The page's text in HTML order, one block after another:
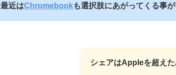
最近はChromebookも選択肢にあがってくる事
シェアはAppleを超えた